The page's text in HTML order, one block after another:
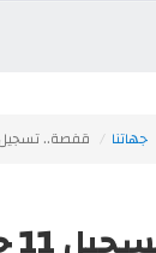
جهاتنا قفصة.. تسجيل 11 حالة غشّ خلال اليومين الأوّلين من امتحان البكالوريا